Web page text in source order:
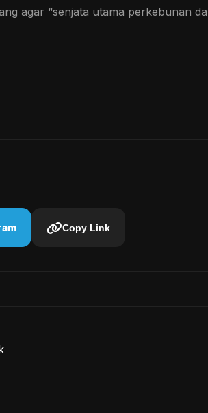
agar “senjata utama perkebunan
Copy Link